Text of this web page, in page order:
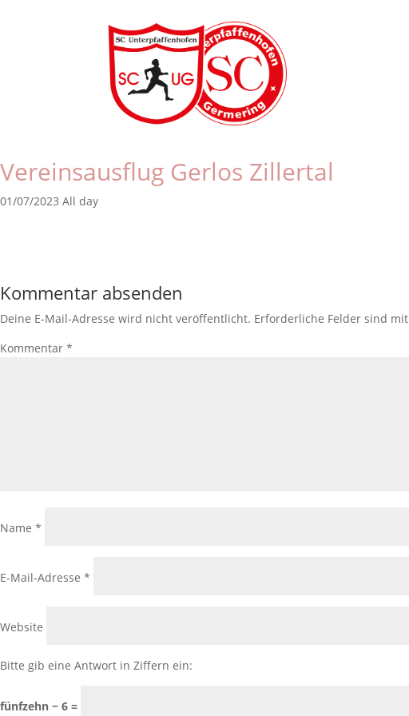
Vereinsausflug Gerlos Zillertal
01/07/2023 All day
Kommentar absenden
Deine E-Mail-Adresse wird nicht veröffentlicht. Erforderliche Felder sind mit
Kommentar *
Name *
E-Mail-Adresse *
Website
Bitte gib eine Antwort in Ziffern ein:
fünfzehn − 6 =